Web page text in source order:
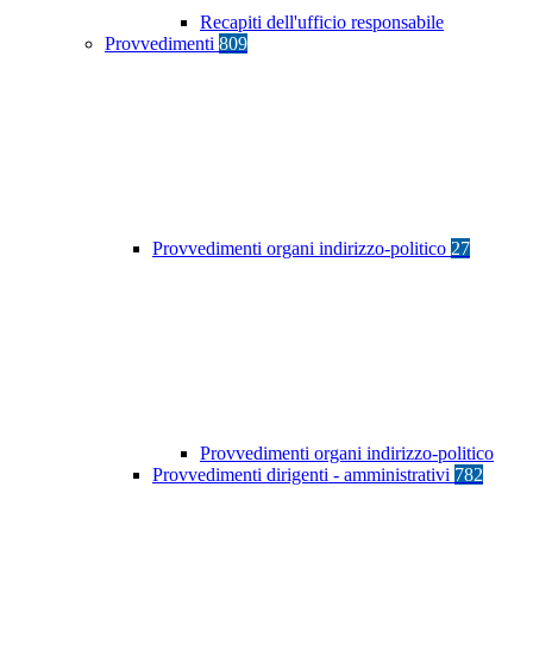
Recapiti dell'ufficio responsabile
Provvedimenti 809
Provvedimenti organi indirizzo-politico 27
Provvedimenti organi indirizzo-politico
Provvedimenti dirigenti - amministrativi 782